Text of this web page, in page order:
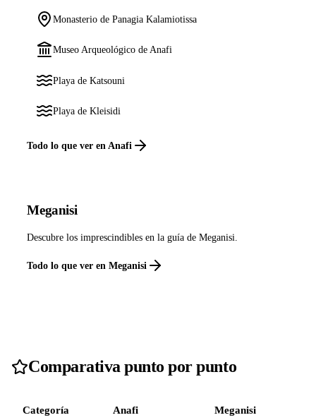
Monasterio de Panagia Kalamiotissa
Museo Arqueológico de Anafi
Playa de Katsouni
Playa de Kleisidi
Todo lo que ver en Anafi
Meganisi
Descubre los imprescindibles en la guía de Meganisi.
Todo lo que ver en Meganisi
Comparativa punto por punto
Categoría Anafi Meganisi